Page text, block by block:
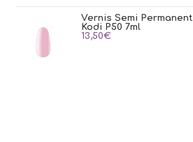
Vernis Semi Permanent
Kodi P50 7ml
13,50€